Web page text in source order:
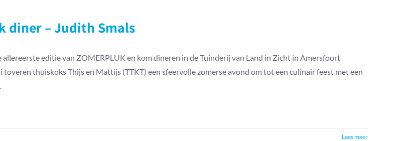
diner – Judith Smals
allereerste editie van ZOMERPLUK en kom dineren in de Tuinderij van Land in Zicht in Amersfoort
thuiskoks Thijs en Mattijs (TTKT) een sfeervolle zomerse avond om tot een culinair feest met een
Lees meer